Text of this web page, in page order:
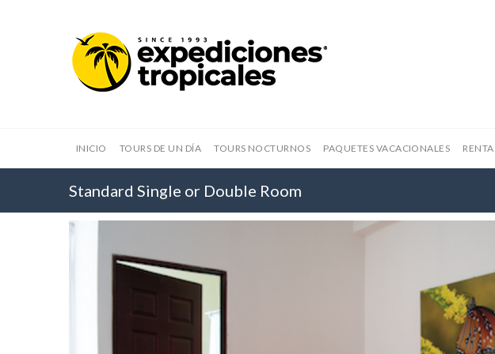
INICIO TOURS DE UN DÍA TOURS NOCTURNOS PAQUETES VACACIONALES
Standard Single or Double Room